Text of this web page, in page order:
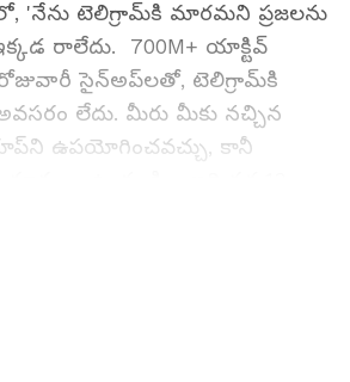
'నేను టెలిగ్రామ్‌కి మారమని ప్రజలను
రాలేదు. 700M+ యాక్టివ్
సైన్‌అప్‌లతో, టెలిగ్రామ్‌కి
లేదు. మీరు మీకు నచ్చిన
ఉపయోగించవచ్చు, కానీ